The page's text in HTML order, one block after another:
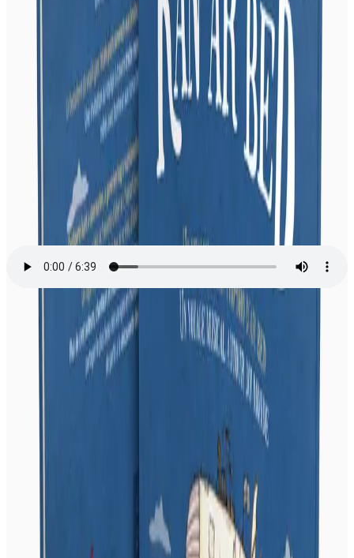
RCF Finistère
Arnaud Elegoët des éditions Bannoù-heol nous présente le projet
musical Kan Ar Bed, au micro de Pauline Daniel.